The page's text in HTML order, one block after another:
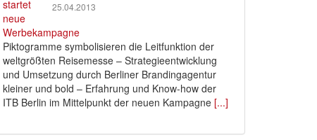
25.04.2013
Piktogramme symbolisieren die Leitfunktion der
weltgrößten Reisemesse – Strategieentwicklung
und Umsetzung durch Berliner Brandingagentur
kleiner und bold – Erfahrung und Know-how der
ITB Berlin im Mittelpunkt der neuen Kampagne [...]